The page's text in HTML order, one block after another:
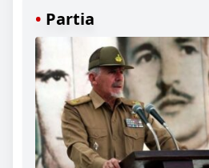
Partia